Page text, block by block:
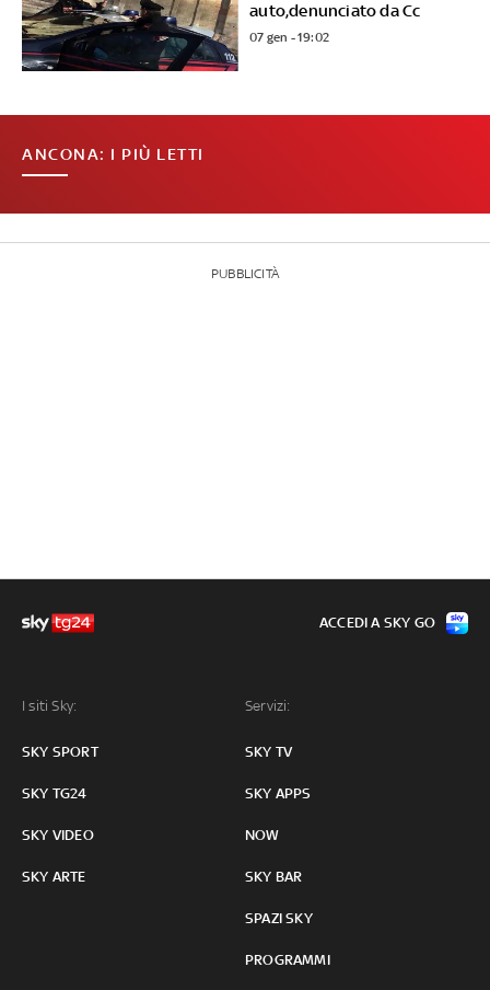
auto,denunciato da Cc
07 gen - 19:02
ANCONA: I PIÙ LETTI
PUBBLICITÀ
I siti Sky:
SKY SPORT
SKY TG24
SKY VIDEO
SKY ARTE
Servizi:
SKY TV
SKY APPS
NOW
SKY BAR
SPAZI SKY
PROGRAMMI
ACCEDI A SKY GO